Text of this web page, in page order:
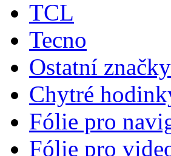
TCL
Tecno
Ostatní značky
Chytré
Fólie pro
Fólie pro